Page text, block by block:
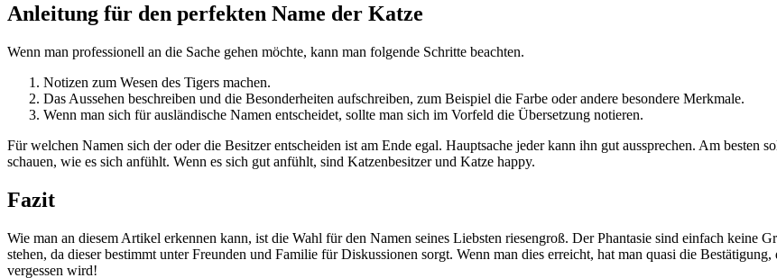
Anleitung für den perfekten Name der Katze
Wenn man professionell an die Sache gehen möchte, kann man folgende Schritte beachten.
Notizen zum Wesen des Tigers machen.
Das Aussehen beschreiben und die Besonderheiten aufschreiben, zum Beispiel die Farbe oder andere besondere Merkmale.
Wenn man sich für ausländische Namen entscheidet, sollte man sich im Vorfeld die Übersetzung notieren.
Für welchen Namen sich der oder die Besitzer entscheiden ist am Ende egal. Hauptsache jeder kann ihn gut aussprechen. Am besten
schauen, wie es sich anfühlt. Wenn es sich gut anfühlt, sind Katzenbesitzer und Katze happy.
Fazit
Wie man an diesem Artikel erkennen kann, ist die Wahl für den Namen seines Liebsten riesengroß. Der Phantasie sind einfach keine
stehen, da dieser bestimmt unter Freunden und Familie für Diskussionen sorgt. Wenn man dies erreicht, hat man quasi die
vergessen wird!